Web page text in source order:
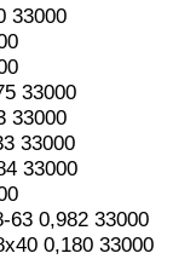
33000
33000
33000
33000
33000
0,982 33000
0,180 33000